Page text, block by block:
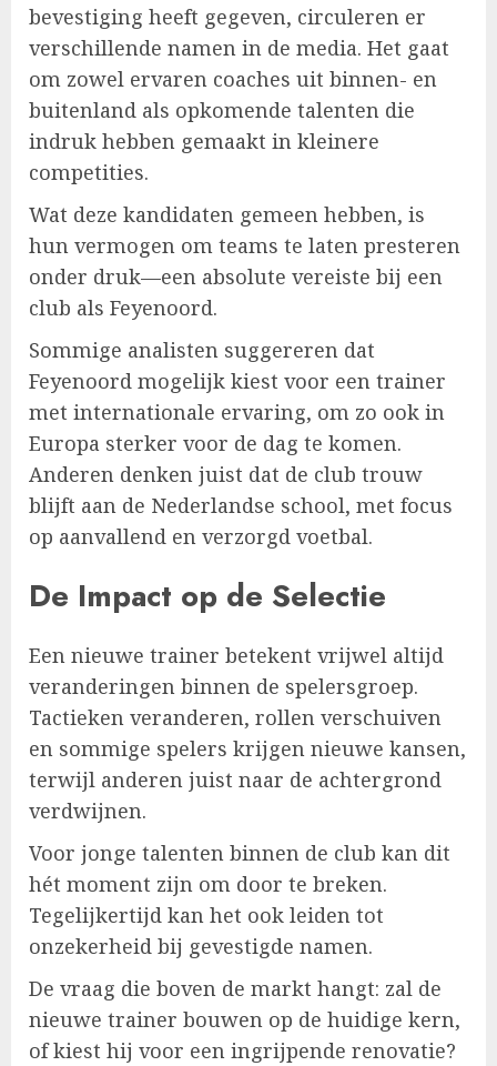
bevestiging heeft gegeven, circuleren er
verschillende namen in de media. Het gaat
om zowel ervaren coaches uit binnen- en
buitenland als opkomende talenten die
indruk hebben gemaakt in kleinere
competities.
Wat deze kandidaten gemeen hebben, is
hun vermogen om teams te laten presteren
onder druk—een absolute vereiste bij een
club als Feyenoord.
Sommige analisten suggereren dat
Feyenoord mogelijk kiest voor een trainer
met internationale ervaring, om zo ook in
Europa sterker voor de dag te komen.
Anderen denken juist dat de club trouw
blijft aan de Nederlandse school, met focus
op aanvallend en verzorgd voetbal.
De Impact op de Selectie
Een nieuwe trainer betekent vrijwel altijd
veranderingen binnen de spelersgroep.
Tactieken veranderen, rollen verschuiven
en sommige spelers krijgen nieuwe kansen,
terwijl anderen juist naar de achtergrond
verdwijnen.
Voor jonge talenten binnen de club kan dit
hét moment zijn om door te breken.
Tegelijkertijd kan het ook leiden tot
onzekerheid bij gevestigde namen.
De vraag die boven de markt hangt: zal de
nieuwe trainer bouwen op de huidige kern,
of kiest hij voor een ingrijpende renovatie?